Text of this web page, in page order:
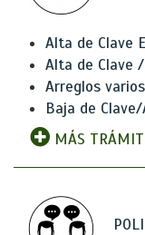
Alta de Clave
Alta de Clave
Arreglos
Baja de
MÁS